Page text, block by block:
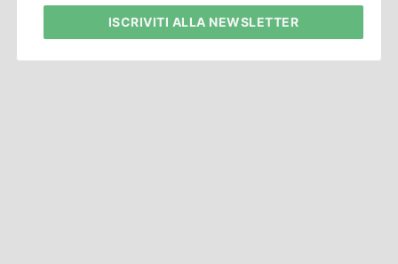
ISCRIVITI ALLA NEWSLETTER